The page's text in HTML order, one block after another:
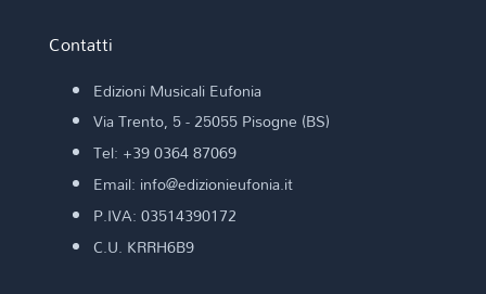
Contatti
Edizioni Musicali Eufonia
Via Trento, 5 - 25055 Pisogne (BS)
Tel: +39 0364 87069
Email: info@edizionieufonia.it
P.IVA: 03514390172
C.U. KRRH6B9